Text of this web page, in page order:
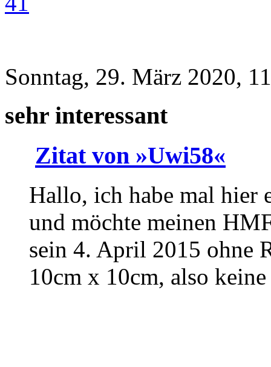
Sonntag, 29. März 2020,
sehr interessant
Zitat von »Uwi58«
Hallo, ich habe mal hier
und möchte meinen
sein 4. April 2015 ohne
10cm x 10cm, also